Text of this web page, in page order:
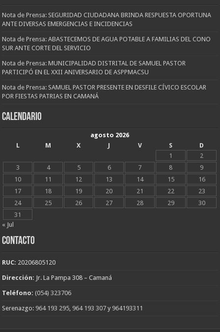
Nota de Prensa: SEGURIDAD CIUDADANA BRINDA RESPUESTA OPORTUNA
ANTE DIVERSAS EMERGENCIAS E INCIDENCIAS
Nota de Prensa: ABASTECEMOS DE AGUA POTABLE A FAMILIAS DEL CONO
SUR ANTE CORTE DEL SERVICIO
Nota de Prensa: MUNICIPALIDAD DISTRITAL DE SAMUEL PASTOR
PARTICIPÓ EN EL XXII ANIVERSARIO DE ASPPMACSU
Nota de Prensa: SAMUEL PASTOR PRESENTE EN DESFILE CÍVICO ESCOLAR
POR FIESTAS PATRIAS EN CAMANÁ
CALENDARIO
agosto 2026
L
M X J V S
D
1
2
3
4 5 6 7 8
9
10
11 12 13 14 15
16
17
18 19 20 21 22
23
24
25 26 27 28 29
30
31
« Jul
CONTACTO
RUC: 20206805120
Dirección: Jr. La Pampa 308 – Camaná
Teléfono: (054) 323706
Serenazgo: 964 193 295 964 193 307 y 964193311